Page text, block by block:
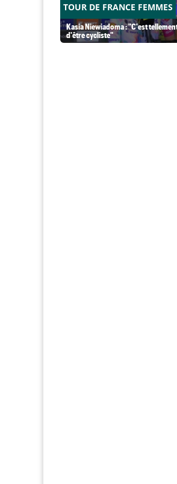
TOUR DE FRANCE FEMMES
Kasia Niewiadoma : "C'est
d'être cycliste"